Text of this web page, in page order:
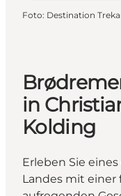
Foto: Destination
in
Kolding
Erleben Sie
Landes mit